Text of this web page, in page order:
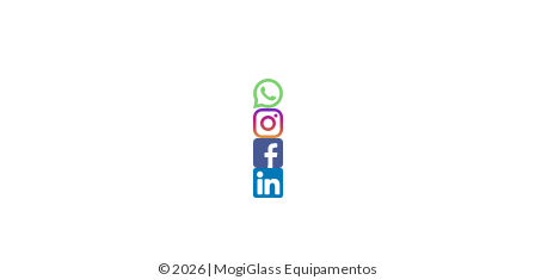
© 2026 | MogiGlass Equipamentos